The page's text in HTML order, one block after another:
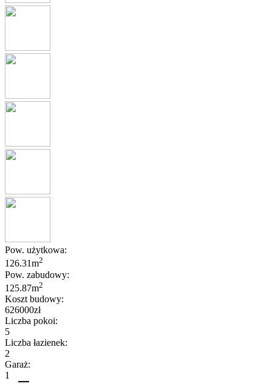
Pow. użytkowa:
126.31m2
Pow. zabudowy:
125.87m2
Koszt budowy:
626000zł
Liczba pokoi:
5
Liczba łazienek:
2
Garaż:
1